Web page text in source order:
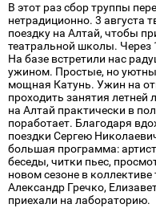
В этот раз сбор труппы
нетрадиционно. 3 августа
поездку на Алтай, чтобы
театральной школы. Через
На базе встретили нас
ужином. Простые, но
мощная Катунь. Ужин на
проходить занятия летней
на Алтай практически в
поработает. Благодаря
поездки Сергею
большая программа:
беседы, читки пьес,
новом сезоне в
Александр Гречко,
приехали на лабораторию.